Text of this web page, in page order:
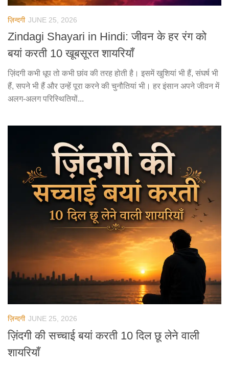
ज़िन्दगी JUNE 25, 2026
Zindagi Shayari in Hindi: जीवन के हर रंग को
बयां करती 10 खूबसूरत शायरियाँ
ज़िंदगी कभी धूप तो कभी छांव की तरह होती है। इसमें खुशियां भी हैं, संघर्ष भी
हैं, सपने भी हैं और उन्हें पूरा करने की चुनौतियां भी। हर इंसान अपने जीवन में
अलग-अलग परिस्थितियों...
ज़िन्दगी JUNE 25, 2026
ज़िंदगी की सच्चाई बयां करती 10 दिल छू लेने वाली
शायरियाँ